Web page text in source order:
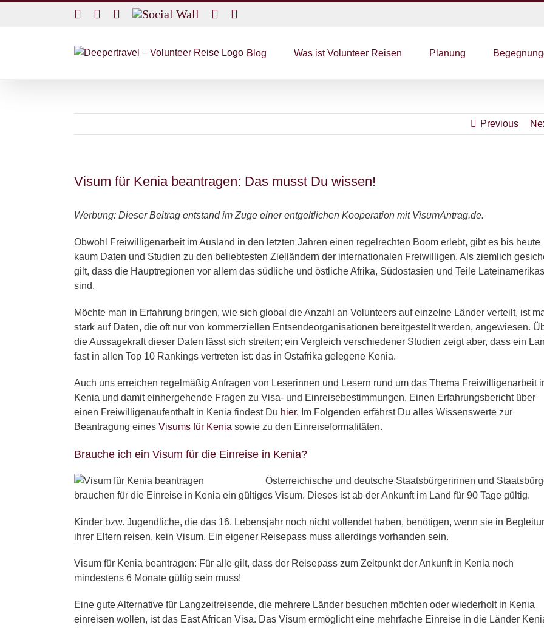
FacebookTwitterInstagram
Social
Rss
Blog Was ist Volunteer Reisen Planung
Previous
Visum für Kenia beantragen: Das musst Du wissen!
Werbung: Dieser Beitrag entstand im Zuge einer entgeltlichen Kooperation mit VisumAntrag.de.
Obwohl Freiwilligenarbeit im Ausland in den letzten Jahren einen regelrechten Boom erlebt, gibt es bis heute
kaum Daten und Studien zu den beliebtesten Zielländern der internationalen Freiwilligen. Als ziemlich
gilt, dass die Hauptregionen vor allem das südliche und östliche Afrika, Südostasien und Teile Lateinamerikas
sind.
Möchte man in Erfahrung bringen, wie sich global die Anzahl an Volunteers auf einzelne Länder verteilt, ist
stark auf Daten, die oft nur von kommerziellen Entsendeorganisationen bereitgestellt werden, angewiesen.
die Aussagekraft dieser Daten lässt sich streiten; ein Vergleich verschiedener Studien zeigt aber, dass ein
fast in allen Top 10 Rankings vertreten ist: das in Ostafrika gelegene Kenia.
Auch uns erreichen regelmäßig Anfragen von Leserinnen und Lesern rund um das Thema Freiwilligenarbeit
Kenia und damit einhergehende Fragen zu Visa- und Einreisebestimmungen. Einen Erfahrungsbericht über
einen Freiwilligenaufenthalt in Kenia findest Du hier. Im Folgenden erfährst Du alles Wissenswerte zur
Beantragung eines Visums für Kenia sowie zu den Einreiseformalitäten.
Brauche ich ein Visum für die Einreise in Kenia?
Österreichische und deutsche Staatsbürgerinnen und
brauchen für die Einreise in Kenia ein gültiges Visum. Dieses ist ab der Ankunft im Land für 90 Tage gültig.
Kinder bzw. Jugendliche, die das 16. Lebensjahr noch nicht vollendet haben, benötigen, wenn sie in
ihrer Eltern reisen, kein Visum. Ein eigener Reisepass muss allerdings vorhanden sein.
Visum für Kenia beantragen: Für alle gilt, dass der Reisepass zum Zeitpunkt der Ankunft in Kenia noch
mindestens 6 Monate gültig sein muss!
Eine gute Alternative für Langzeitreisende, die mehrere Länder besuchen möchten oder wiederholt in Kenia
einreisen wollen, ist das East African Visa. Das Visum ermöglicht eine mehrfache Einreise in die Länder